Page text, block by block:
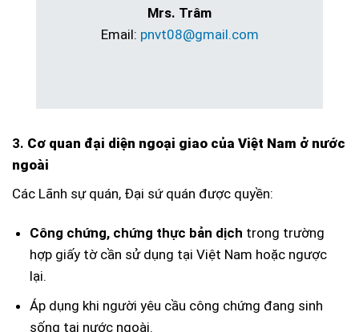
Mrs. Trâm
Email: pnvt08@gmail.com
3. Cơ quan đại diện ngoại giao của Việt Nam ở nước
ngoài
Các Lãnh sự quán, Đại sứ quán được quyền:
Công chứng, chứng thực bản dịch trong trường
hợp giấy tờ cần sử dụng tại Việt Nam hoặc ngược
lại.
Áp dụng khi người yêu cầu công chứng đang sinh
sống tại nước ngoài.